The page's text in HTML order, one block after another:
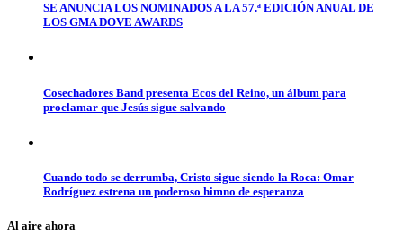
SE ANUNCIA LOS NOMINADOS A LA 57.ª EDICIÓN ANUAL DE
LOS GMA DOVE AWARDS
Cosechadores Band presenta Ecos del Reino, un álbum para
proclamar que Jesús sigue salvando
Cuando todo se derrumba, Cristo sigue siendo la Roca: Omar
Rodríguez estrena un poderoso himno de esperanza
Al aire ahora